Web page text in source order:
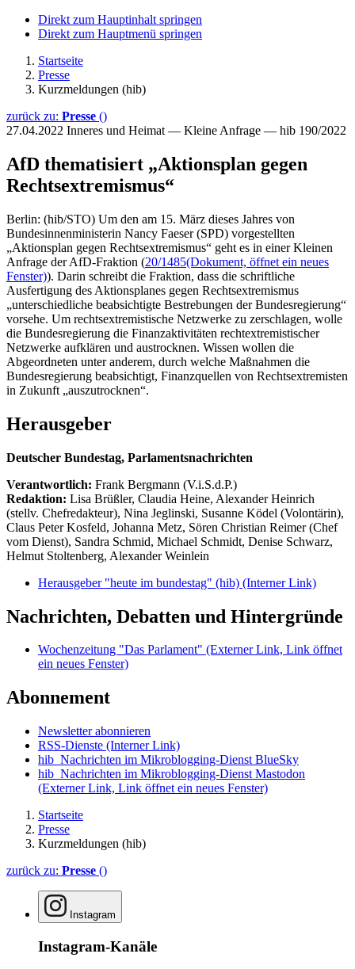
Direkt zum Hauptinhalt springen
Direkt zum Hauptmenü springen
Startseite
Presse
Kurzmeldungen (hib)
zurück zu: Presse ()
27.04.2022 Inneres und Heimat — Kleine Anfrage — hib 190/2022
AfD thematisiert „Aktionsplan gegen
Rechtsextremismus“
Berlin: (hib/STO) Um den am 15. März dieses Jahres von
Bundesinnenministerin Nancy Faeser (SPD) vorgestellten
„Aktionsplan gegen Rechtsextremismus“ geht es in einer Kleinen
Anfrage der AfD-Fraktion (20/1485(Dokument, öffnet ein neues
Fenster)). Darin schreibt die Fraktion, dass die schriftliche
Ausfertigung des Aktionsplanes gegen Rechtsextremismus
„unterschiedliche beabsichtigte Bestrebungen der Bundesregierung“
vorsehe. Um rechtsextremistische Netzwerke zu zerschlagen, wolle
die Bundesregierung die Finanzaktivitäten rechtextremistischer
Netzwerke aufklären und austrocknen. Wissen wollen die
Abgeordneten unter anderem, durch welche Maßnahmen die
Bundesregierung beabsichtigt, Finanzquellen von Rechtsextremisten
in Zukunft „auszutrocknen“.
Herausgeber
Deutscher Bundestag, Parlamentsnachrichten
Verantwortlich: Frank Bergmann (V.i.S.d.P.)
Redaktion: Lisa Brüßler, Claudia Heine, Alexander Heinrich
(stellv. Chefredakteur), Nina Jeglinski, Susanne Ködel (Volontärin),
Claus Peter Kosfeld, Johanna Metz, Sören Christian Reimer (Chef
vom Dienst), Sandra Schmid, Michael Schmidt, Denise Schwarz,
Helmut Stoltenberg, Alexander Weinlein
Herausgeber "heute im bundestag" (hib) (Interner Link)
Nachrichten, Debatten und Hintergründe
Wochenzeitung "Das Parlament" (Externer Link, Link öffnet
ein neues Fenster)
Abonnement
Newsletter abonnieren
RSS-Dienste (Interner Link)
hib_Nachrichten im Mikroblogging-Dienst BlueSky
hib_Nachrichten im Mikroblogging-Dienst Mastodon
(Externer Link, Link öffnet ein neues Fenster)
Startseite
Presse
Kurzmeldungen (hib)
zurück zu: Presse ()
Instagram
Instagram-Kanäle